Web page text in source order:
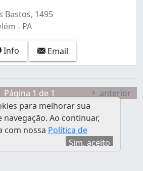
Bastos, 1495
- PA
Info Email
Página 1 de 1
anterior
para melhorar sua
navegação. Ao continuar,
com nossa Política de
Sim, aceito